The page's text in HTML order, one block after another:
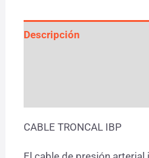
Descripción
CABLE TRONCAL IBP